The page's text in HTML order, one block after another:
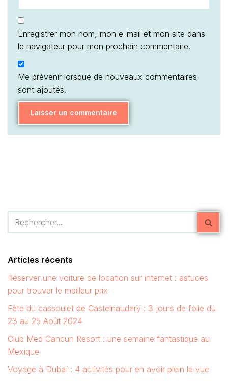
Enregistrer mon nom, mon e-mail et mon site dans
le navigateur pour mon prochain commentaire.
Me prévenir lorsque de nouveaux commentaires
sont ajoutés.
Articles récents
Réserver une voiture de location sur internet : astuces
pour trouver le meilleur prix
Fête du cassoulet de Castelnaudary : 3 jours de folie du
23 au 25 Août 2024
Club Med Cancun Resort : une semaine fantastique au
Mexique
Voyage à Dubaï : 4 activités pour en avoir plein la vue